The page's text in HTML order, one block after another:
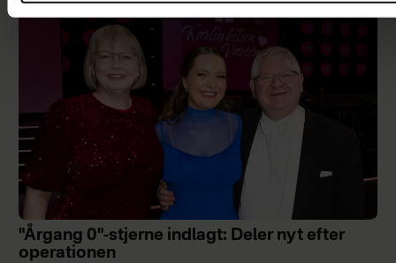
"Årgang 0"-stjerne indlagt: Deler nyt efter
operationen